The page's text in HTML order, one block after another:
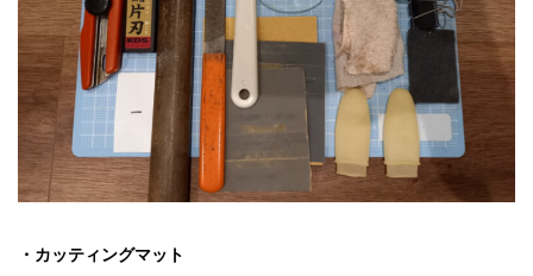
・カッティングマット